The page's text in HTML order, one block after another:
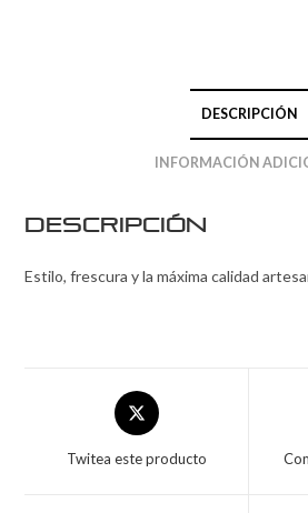
DESCRIPCIÓN
INFORMACIÓN
Descripción
Estilo, frescura y la máxima calidad
Twitea este producto